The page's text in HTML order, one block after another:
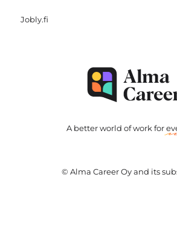
Jobly.fi
A better world of work for
© Alma Career Oy and its